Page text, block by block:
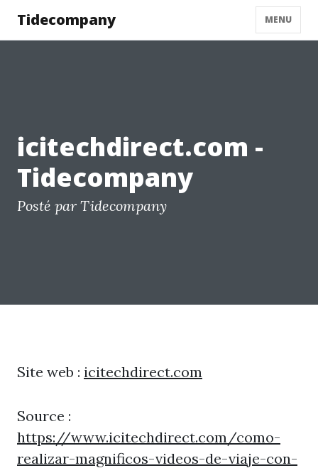
Tidecompany MENU
icitechdirect.com -
Tidecompany
Posté par Tidecompany
Site web : icitechdirect.com
Source :
https://www.icitechdirect.com/como-
realizar-magnificos-videos-de-viaje-con-